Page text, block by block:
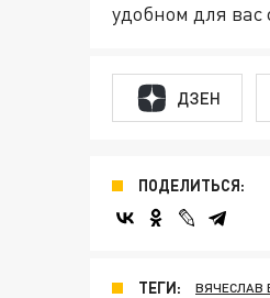
удобном для вас
ДЗЕН
ПОДЕЛИТЬСЯ:
ТЕГИ: ВЯЧЕСЛАВ